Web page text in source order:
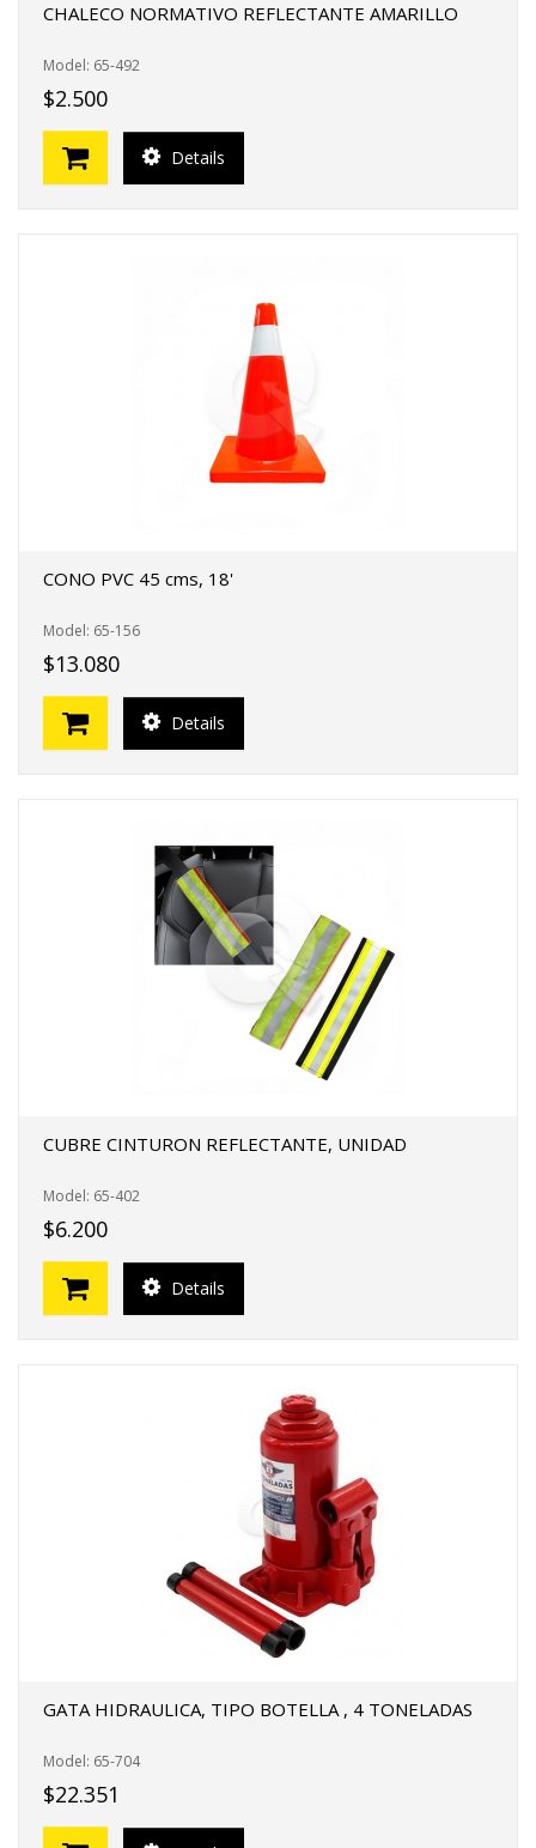
CHALECO NORMATIVO REFLECTANTE AMARILLO
Model: 65-492
$2.500
Details
CONO PVC 45 cms, 18'
Model: 65-156
$13.080
Details
CUBRE CINTURON REFLECTANTE, UNIDAD
Model: 65-402
$6.200
Details
GATA HIDRAULICA, TIPO BOTELLA , 4 TONELADAS
Model: 65-704
$22.351